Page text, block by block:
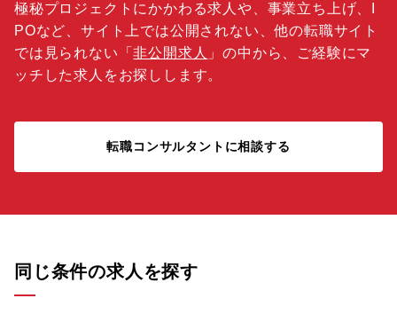
極秘プロジェクトにかかわる求人や、事業立ち上げ、I
POなど、サイト上では公開されない、他の転職サイト
では見られない「非公開求人 」の中から、ご経験にマ
ッチした求人をお探しします。
転職コンサルタントに相談する
同じ条件の求人を探す